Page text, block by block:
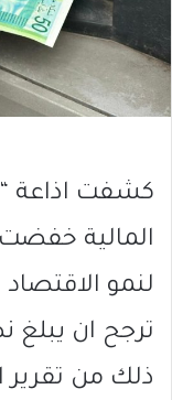
كشفت اذاعة
المالية
لنمو الاقتصاد
ترجح ان يبلغ
ذلك من تقرير